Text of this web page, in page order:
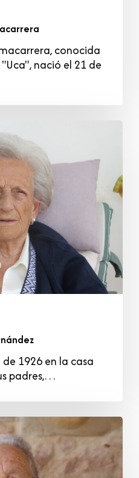
conocida
nació el 21 de
1926 en la casa
padres,…